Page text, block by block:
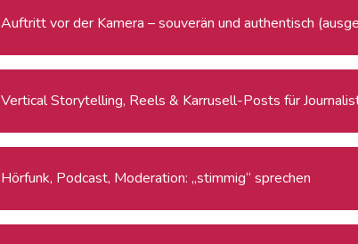
Auftritt vor der Kamera – souverän und authentisch
Vertical Storytelling, Reels & Karrusell-Posts für
Hörfunk, Podcast, Moderation: „stimmig“ sprechen